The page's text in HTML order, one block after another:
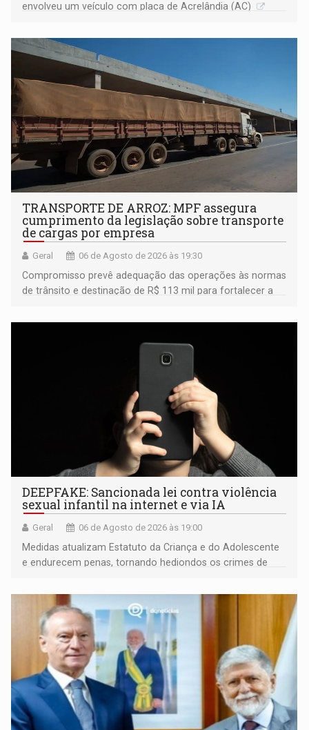
envolveu um veículo com placa de Acrelândia (AC)
TRANSPORTE DE ARROZ: MPF assegura
cumprimento da legislação sobre transporte
de cargas por empresa
Geral 06 de Agosto de 2026 às 19:30
Compromisso prevê adequação das operações às normas
de trânsito e destinação de R$ 113 mil para fortalecer a
DEEPFAKE: Sancionada lei contra violência
sexual infantil na internet e via IA
Geral 06 de Agosto de 2026 às 19:00
Medidas atualizam Estatuto da Criança e do Adolescente
e endurecem penas, tornando hediondos os crimes de